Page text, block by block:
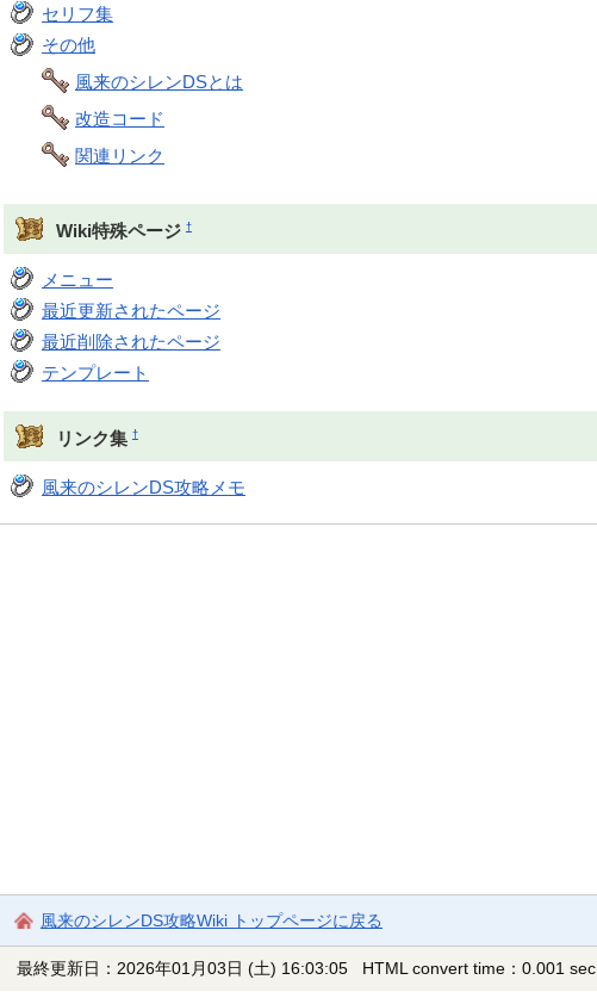
セリフ集
その他
風来のシレンDSとは
改造コード
関連リンク
Wiki特殊ページ †
メニュー
最近更新されたページ
最近削除されたページ
テンプレート
リンク集 †
風来のシレンDS攻略メモ
風来のシレンDS攻略Wiki トップページに戻る
最終更新日：2026年01月03日 (土) 16:03:05 HTML convert time：0.001 sec.